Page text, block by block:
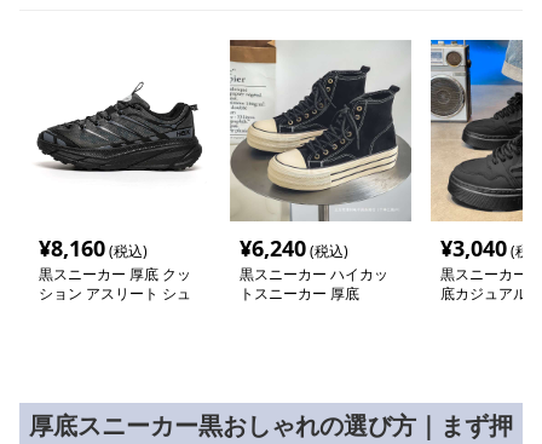
¥8,160(税込)
黒スニーカー 厚底 クッ
ション アスリート シュ
¥6,240(税込)
黒スニーカー ハイカッ
トスニーカー 厚底
¥3,040(税
黒スニーカー
底カジュアル
厚底スニーカー黒おしゃれの選び方｜まず押